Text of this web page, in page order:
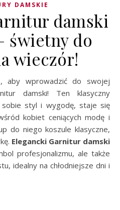
DAMSKIE
damski
świetny do
wieczór!
aby wprowadzić do swojej
damski! Ten klasyczny
sobie styl i wygodę, staje się
kobiet ceniących modę i
do niego koszule klasyczne,
Elegancki Garnitur damski
profesjonalizmu, ale także
idealny na chłodniejsze dni i